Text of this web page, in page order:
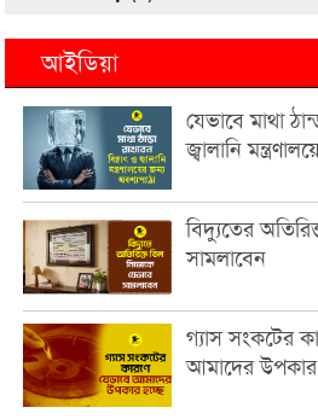
আইডিয়া
যেভাবে মাথা
জ্বালানি
বিদ্যুতের
সামলাবেন
গ্যাস সংকটের
আমাদের উপকার